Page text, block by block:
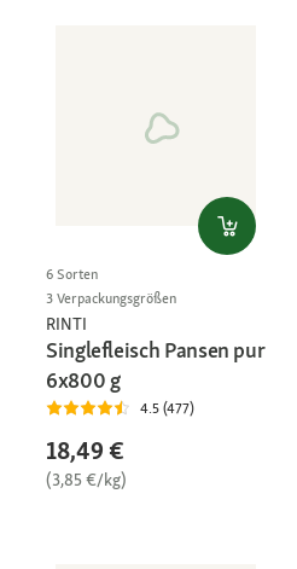
6 Sorten
3 Verpackungsgrößen
RINTI
Singlefleisch Pansen pur
6x800 g
4.5 (477)
18,49 €
(3,85 €/kg)